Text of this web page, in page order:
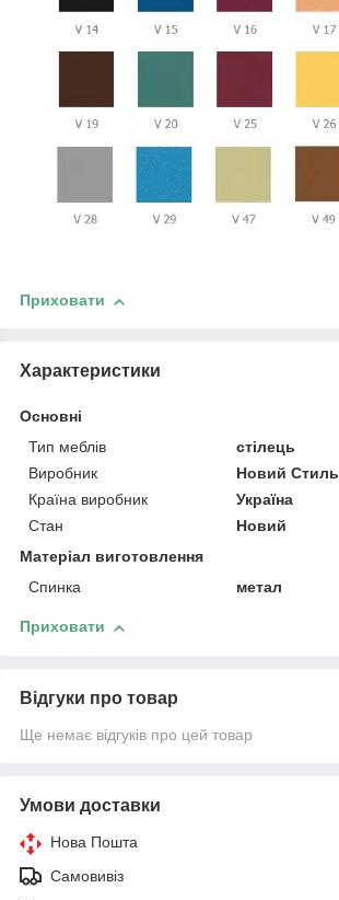
Приховати
Характеристики
Основні
Тип меблів
стілець
Виробник
Новий Стиль
Країна виробник
Україна
Стан
Новий
Матеріал виготовлення
Спинка
метал
Приховати
Відгуки про товар
Ще немає відгуків про цей товар
Умови доставки
Нова Пошта
Самовивіз